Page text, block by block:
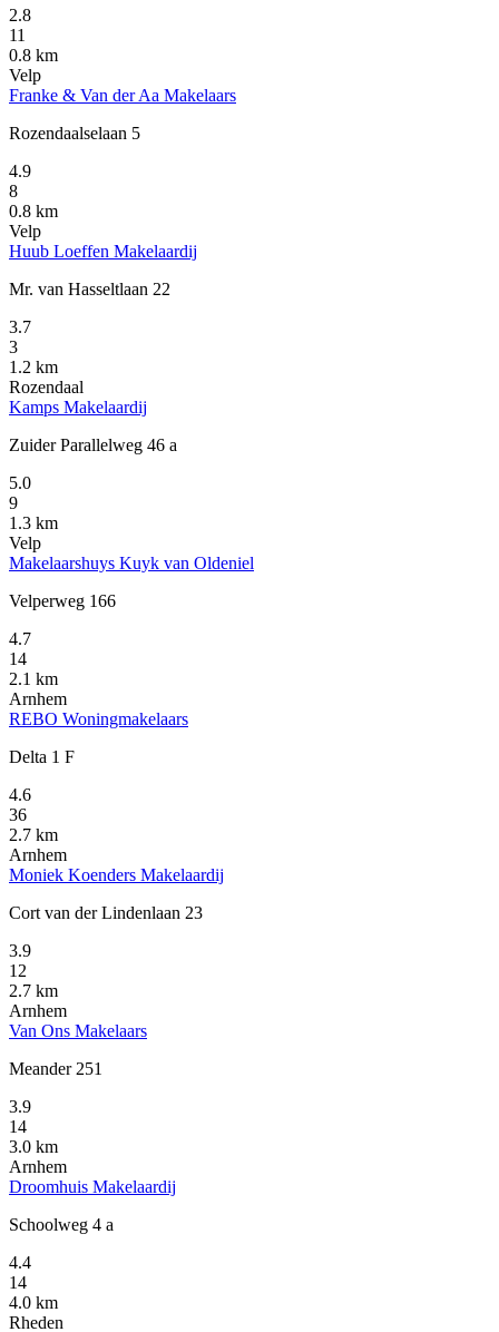
2.8
11
0.8 km
Velp
Franke & Van der Aa Makelaars
Rozendaalselaan 5
4.9
8
0.8 km
Velp
Huub Loeffen Makelaardij
Mr. van Hasseltlaan 22
3.7
3
1.2 km
Rozendaal
Kamps Makelaardij
Zuider Parallelweg 46 a
5.0
9
1.3 km
Velp
Makelaarshuys Kuyk van Oldeniel
Velperweg 166
4.7
14
2.1 km
Arnhem
REBO Woningmakelaars
Delta 1 F
4.6
36
2.7 km
Arnhem
Moniek Koenders Makelaardij
Cort van der Lindenlaan 23
3.9
12
2.7 km
Arnhem
Van Ons Makelaars
Meander 251
3.9
14
3.0 km
Arnhem
Droomhuis Makelaardij
Schoolweg 4 a
4.4
14
4.0 km
Rheden